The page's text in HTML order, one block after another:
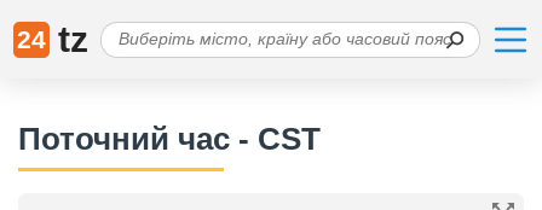
24 tz
Поточний час - CST